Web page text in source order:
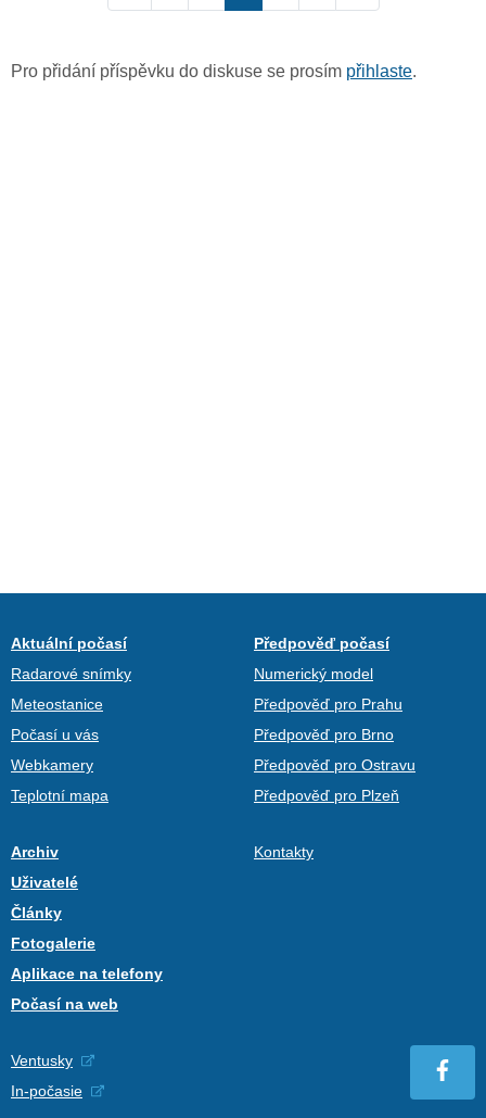
Pro přidání příspěvku do diskuse se prosím přihlaste.
Aktuální počasí
Radarové snímky
Meteostanice
Počasí u vás
Webkamery
Teplotní mapa
Předpověď počasí
Numerický model
Předpověď pro Prahu
Předpověď pro Brno
Předpověď pro Ostravu
Předpověď pro Plzeň
Archiv
Uživatelé
Články
Fotogalerie
Aplikace na telefony
Počasí na web
Kontakty
Ventusky
In-počasie